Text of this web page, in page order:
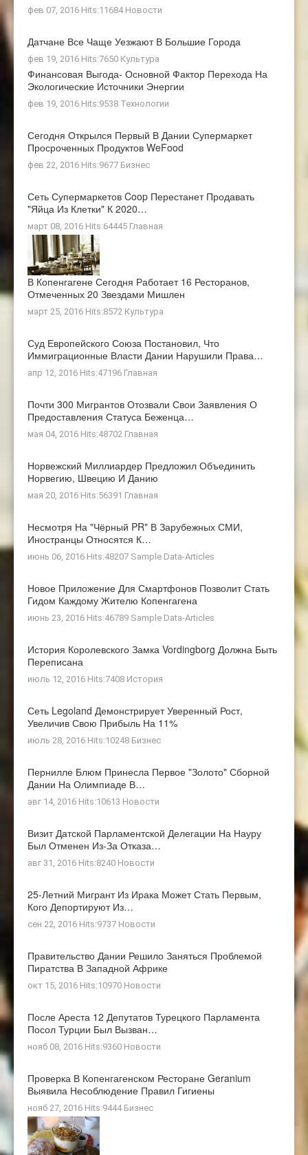
фев 07, 2016 Hits:11684 Новости
Датчане Все Чаще Уезжают В Большие Города
фев 19, 2016 Hits:7650 Культура
Финансовая Выгода- Основной Фактор Перехода На
Экологические Источники Энергии
фев 19, 2016 Hits:9538 Технологии
Сегодня Открылся Первый В Дании Супермаркет
Просроченных Продуктов WeFood
фев 22, 2016 Hits:9677 Бизнес
Сеть Супермаркетов Coop Перестанет Продавать
"яйца Из Клетки" К 2020…
март 08, 2016 Hits:64445 Главная
В Копенгагене Сегодня Работает 16 Ресторанов,
Отмеченных 20 Звездами Мишлен
март 25, 2016 Hits:8572 Культура
Суд Европейского Союза Постановил, Что
Иммиграционные Власти Дании Нарушили Права…
апр 12, 2016 Hits:47196 Главная
Почти 300 Мигрантов Отозвали Свои Заявления О
Предоставления Статуса Беженца…
мая 04, 2016 Hits:48702 Главная
Норвежский Миллиардер Предложил Объединить
Норвегию, Швецию И Данию
мая 20, 2016 Hits:56391 Главная
Несмотря На "чёрный PR" В Зарубежных СМИ,
Иностранцы Относятся К…
июнь 06, 2016 Hits:48207 Sample Data-Articles
Новое Приложение Для Смартфонов Позволит Стать
Гидом Каждому Жителю Копенгагена
июнь 23, 2016 Hits:46789 Sample Data-Articles
История Королевского Замка Vordingborg Должна Быть
Переписана
июль 12, 2016 Hits:7408 История
Сеть Legoland Демонстрирует Уверенный Рост,
Увеличив Свою Прибыль На 11%
июль 28, 2016 Hits:10248 Бизнес
Пернилле Блюм Принесла Первое "золото" Сборной
Дании На Олимпиаде В…
авг 14, 2016 Hits:10613 Новости
Визит Датской Парламентской Делегации На Науру
Был Отменен Из-За Отказа…
авг 31, 2016 Hits:8240 Новости
25-Летний Мигрант Из Ирака Может Стать Первым,
Кого Депортируют Из…
сен 22, 2016 Hits:9737 Новости
Правительство Дании Решило Заняться Проблемой
Пиратства В Западной Африке
окт 15, 2016 Hits:10970 Новости
После Ареста 12 Депутатов Турецкого Парламента
Посол Турции Был Вызван…
нояб 08, 2016 Hits:9360 Новости
Проверка В Копенгагенском Ресторане Geranium
Выявила Несоблюдение Правил Гигиены
нояб 27, 2016 Hits:9444 Бизнес